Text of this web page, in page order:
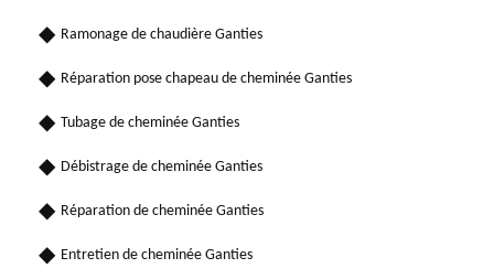
Ramonage de chaudière Ganties
Réparation pose chapeau de cheminée Ganties
Tubage de cheminée Ganties
Débistrage de cheminée Ganties
Réparation de cheminée Ganties
Entretien de cheminée Ganties